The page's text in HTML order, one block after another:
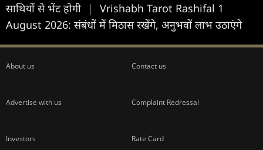
साथियों से भेंट होगी
|
Vrishabh Tarot Rashifal 1
August 2026: संबंधों में मिठास रखेंगे, अनुभवों लाभ उठाएंगे
About us Contact us
Advertise with us Complaint Redressal
Investors Rate Card